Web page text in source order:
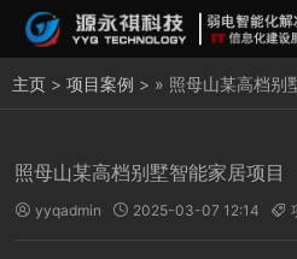
主页 > 项目案例 > » 照母山某高档别
照母山某高档别墅智能家居项目
 yyqadmin  2025-03-07 12:14 